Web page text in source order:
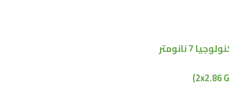
7 نانومتر